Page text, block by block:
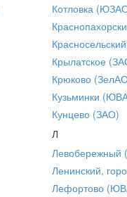
Котловка
Крылатское
Крюково
Кузьминки
Кунцево (ЗАО)
Л
Ленинский,
Лефортово